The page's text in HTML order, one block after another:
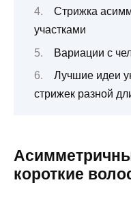
Стрижка
участками
Вариации с
Лучшие идеи
стрижек разной
короткие